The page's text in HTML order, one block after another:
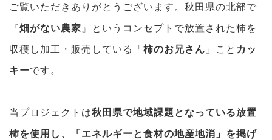
ご覧いただきありがとうございます。秋田県の北部で
『畑がない農家 』というコンセプトで放置された柿を
収穫し加工・販売している「柿のお兄さん 」こと カッ
キーです。
当プロジェクトは秋田県で地域課題となっている放置
柿を使用し、「エネルギーと食材の地産地消」を掲げ